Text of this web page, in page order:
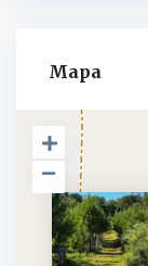
Mapa